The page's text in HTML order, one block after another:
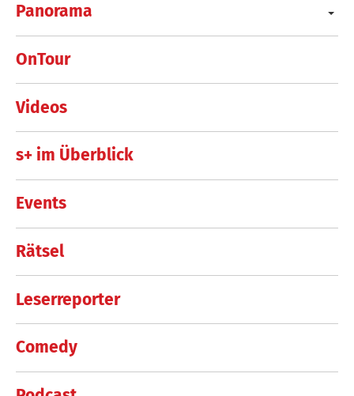
Panorama
OnTour
Videos
s+ im Überblick
Events
Rätsel
Leserreporter
Comedy